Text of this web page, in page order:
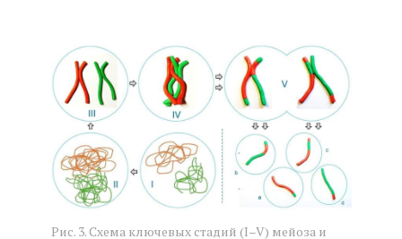
Рис. 3. Схема ключевых стадий (I–V) мейоза и